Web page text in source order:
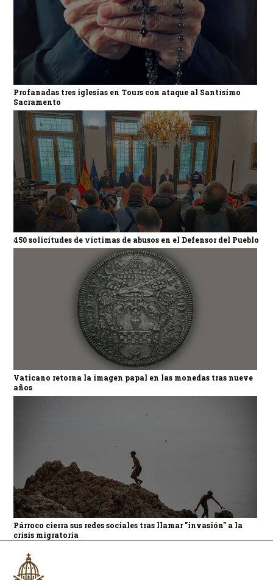
Profanadas tres iglesias en Tours con ataque al Santísimo
Sacramento
450 solicitudes de víctimas de abusos en el Defensor del Pueblo
Vaticano retorna la imagen papal en las monedas tras nueve
años
Párroco cierra sus redes sociales tras llamar "invasión" a la
crisis migratoria